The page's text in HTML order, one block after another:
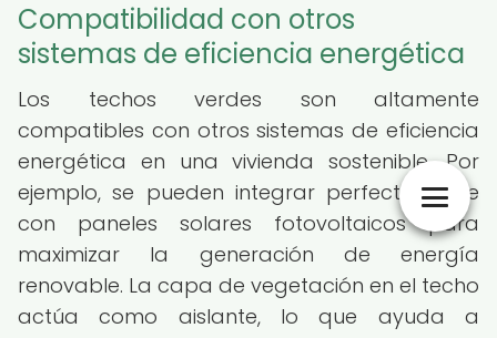
Compatibilidad con otros
sistemas de eficiencia energética
Los techos verdes son altamente
compatibles con otros sistemas de eficiencia
energética en una vivienda sostenible. Por
ejemplo, se pueden integrar perfectamente
con paneles solares fotovoltaicos para
maximizar la generación de energía
renovable. La capa de vegetación en el techo
actúa como aislante, lo que ayuda a